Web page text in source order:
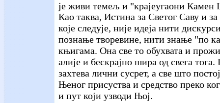
је живи темељ и "крајеугаони Камен
Као таква, Истина за Светог Саву и
које следује, није идеја нити
познање творевине, нити знање "по
књигама. Она све то обухвата и
алије и бескрајно шира од свега
захтева лични сусрет, а све што
Њеног присуства и средство преко
и пут који узводи Њој.